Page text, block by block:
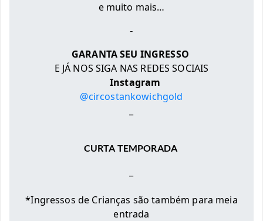
e muito mais…
-
GARANTA SEU INGRESSO
E JÁ NOS SIGA NAS REDES SOCIAIS
Instagram
@circostankowichgold
CURTA TEMPORADA
*Ingressos de Crianças são também para meia
entrada